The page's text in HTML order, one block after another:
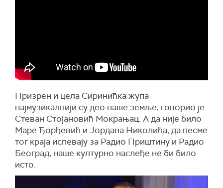
Призрен и цела Сиринићка жупа
најмузикалнији су део наше земље, говорио је
Стеван Стојановић Мокрањац. А да није било
Маре Ђорђевић и Јордана Николића, да песме
тог краја испевају за Радио Приштину и Радио
Београд, наше културно наслеђе не би било
исто.